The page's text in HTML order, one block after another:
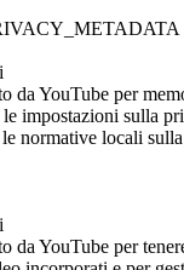
da YouTube per
impostazioni sulla
normative locali
da YouTube per